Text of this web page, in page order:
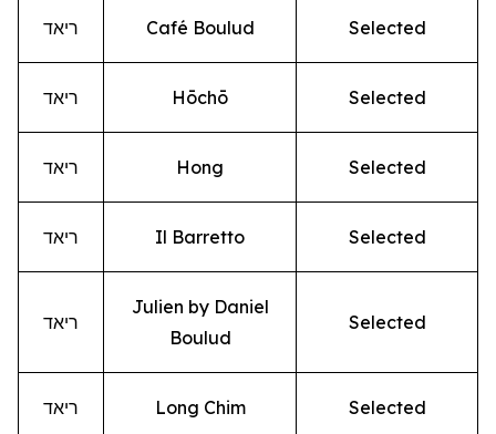
ריאד Café Boulud Selected
ריאד Hōchō Selected
ריאד Hong Selected
ריאד Il Barretto Selected
ריאד
Julien by Daniel
Boulud
Selected
ריאד Long Chim Selected